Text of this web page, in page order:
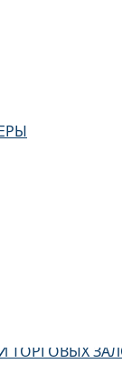
ТОРГОВЫХ